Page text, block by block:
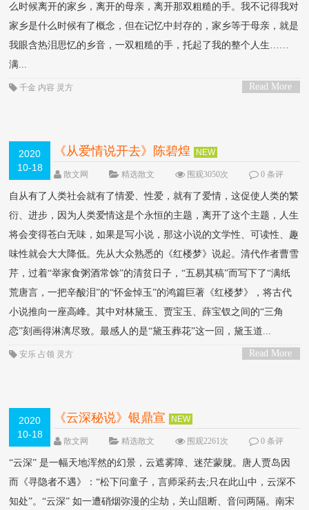
么时候离开的家乡，离开的母亲，离开那双粗糙的手。我不记得我对
家乡是什么时候有了概念，但在记忆中封存的，家乡等于母亲，就是
我眼含热泪思忆的乡音，一双粗糙的手，托起了我的整个人生……
满...
Read More
千金 内容 灵方
2020
10-18
《从爱情说开去》陈碧煌 NEW
散文网 精选散文 围观3050次
0 条评
自从有了人类社会就有了情爱、性爱，就有了爱情，这促使人类的繁
衍、进步，因为人类爱情这是个永恒的主题，离开了这个主题，人生
将会变得苍白无味，如果是写小说，那这小说的文学性、可读性、趣
味性就会大大降低。先从大众熟悉的《红楼梦》说起。清代作者曹雪
芹，过着“举家食粥酒常馀”的清贫日子，“五易其稿”而写下了“满纸
荒唐言，一把辛酸泪”的“怀金悼玉”的鸿篇巨著《红楼梦》，将古代
小说推向一座高峰。其中对林黛玉、贾宝玉、薛宝钗之间的“三角
恋”刻画得淋漓尽致。最感人的是“黛玉葬花”这一回，黛玉道...
Read More
安乐 占领 灵方
2020
10-18
《云深秘说》银鼎宣 NEW
散文网 精选散文 围观2261次
0 条评
“云深” 是一幅天地浑然的幻景，云遮雾障、迷茫蒙胧。唐人贾岛因
而《寻隐者不遇》：“松下问童子，言师采药去;只在此山中，云深不
知处”。“云深” 如一遭硝烟弥漫的尘劫，关山阻断、音问两隔。南宋